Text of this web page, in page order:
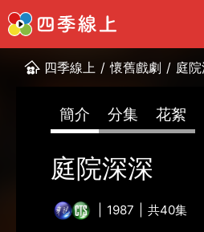
四季線上 / 懷舊戲劇 / 庭
簡介 分集 花絮
庭院深深
1987 共40集